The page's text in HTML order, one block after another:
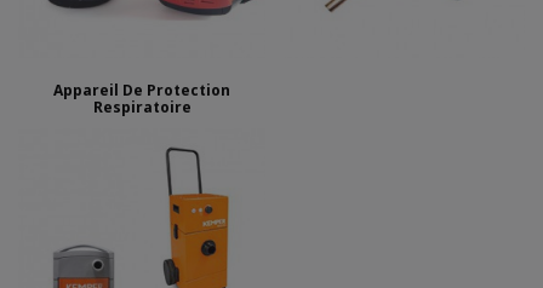
Appareil De Protection
Respiratoire